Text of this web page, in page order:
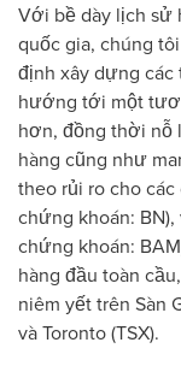
Với bề dày lịch sử
quốc gia, chúng
định xây dựng các
hướng tới một
hơn, đồng thời nỗ
hàng cũng như
theo rủi ro cho
chứng khoán:
chứng khoán:
hàng đầu toàn
niêm yết trên Sàn
và Toronto (TSX).